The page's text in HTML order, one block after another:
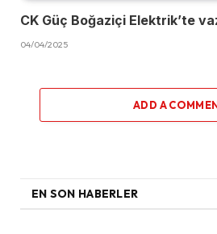
CK Güç Boğaziçi Elektrik’te
04/04/2025
ADD A
EN SON HABERLER